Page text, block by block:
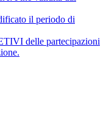
il periodo di
delle partecipazioni